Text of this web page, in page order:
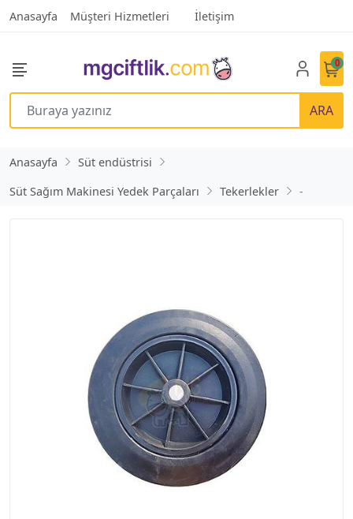
Anasayfa Müşteri Hizmetleri İletişim
ARA
0
Anasayfa
Süt endüstrisi
Süt Sağım Makinesi Yedek Parçaları
Tekerlekler -